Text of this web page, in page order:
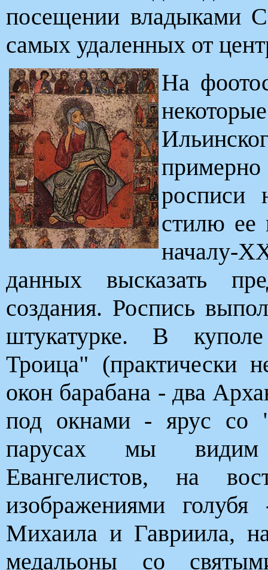
посещении владыками
самых удаленных от
На
примерно
росписи
стилю ее
началу-
данных высказать
создания. Роспись
штукатурке. В
Троица" (практически
окон барабана - два
под окнами - ярус со
парусах мы видим
Евангелистов, на
изображениями
Михаила и Гавриила,
медальоны со